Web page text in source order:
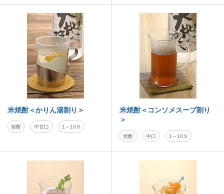
米焼酎＜かりん湯割り＞
焼酎 中甘口 1～10％
米焼酎＜コンソメスープ割り
＞
焼酎 中口 1～10％